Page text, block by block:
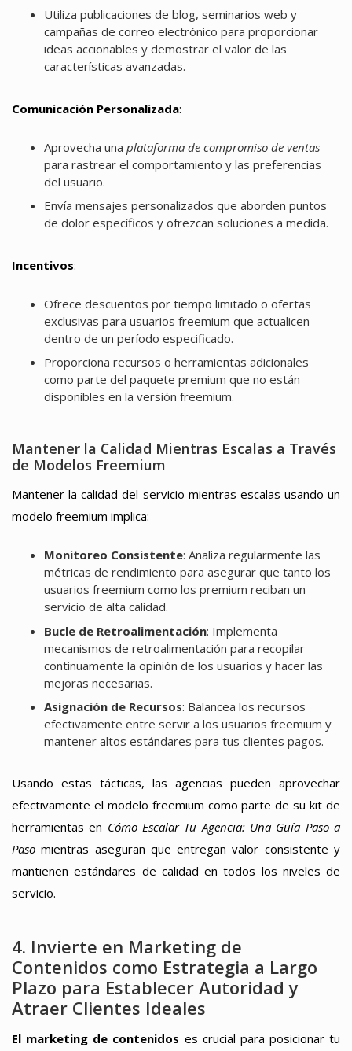
Utiliza publicaciones de blog, seminarios web y
campañas de correo electrónico para proporcionar
ideas accionables y demostrar el valor de las
características avanzadas.
Comunicación Personalizada:
Aprovecha una plataforma de compromiso de ventas
para rastrear el comportamiento y las preferencias
del usuario.
Envía mensajes personalizados que aborden puntos
de dolor específicos y ofrezcan soluciones a medida.
Incentivos:
Ofrece descuentos por tiempo limitado o ofertas
exclusivas para usuarios freemium que actualicen
dentro de un período especificado.
Proporciona recursos o herramientas adicionales
como parte del paquete premium que no están
disponibles en la versión freemium.
Mantener la Calidad Mientras Escalas a Través
de Modelos Freemium
Mantener la calidad del servicio mientras escalas usando un
modelo freemium implica:
Monitoreo Consistente: Analiza regularmente las
métricas de rendimiento para asegurar que tanto los
usuarios freemium como los premium reciban un
servicio de alta calidad.
Bucle de Retroalimentación: Implementa
mecanismos de retroalimentación para recopilar
continuamente la opinión de los usuarios y hacer las
mejoras necesarias.
Asignación de Recursos: Balancea los recursos
efectivamente entre servir a los usuarios freemium y
mantener altos estándares para tus clientes pagos.
Usando estas tácticas, las agencias pueden aprovechar
efectivamente el modelo freemium como parte de su kit de
herramientas en Cómo Escalar Tu Agencia: Una Guía Paso a
Paso mientras aseguran que entregan valor consistente y
mantienen estándares de calidad en todos los niveles de
servicio.
4. Invierte en Marketing de
Contenidos como Estrategia a Largo
Plazo para Establecer Autoridad y
Atraer Clientes Ideales
El marketing de contenidos es crucial para posicionar tu